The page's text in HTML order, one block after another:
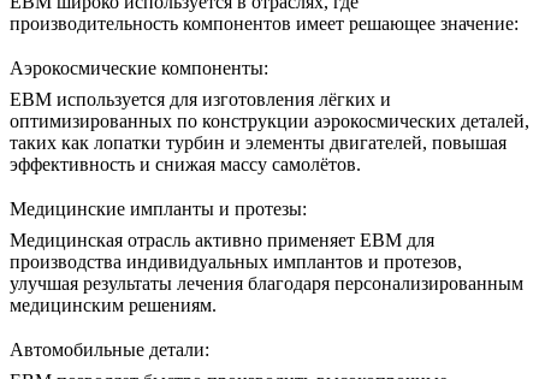
производительность компонентов имеет решающее значение:
Аэрокосмические компоненты:
EBM используется для изготовления лёгких и
оптимизированных по конструкции аэрокосмических деталей,
таких как лопатки турбин и элементы двигателей, повышая
эффективность и снижая массу самолётов.
Медицинские импланты и протезы:
Медицинская отрасль активно применяет EBM для
производства индивидуальных имплантов и протезов,
улучшая результаты лечения благодаря персонализированным
медицинским решениям.
Автомобильные детали: